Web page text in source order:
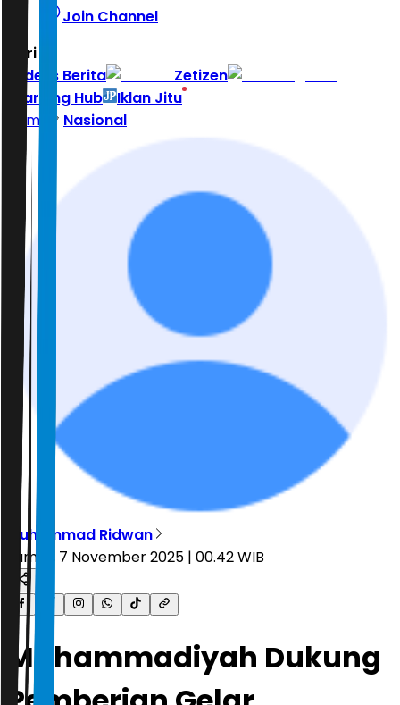
Join Channel
Hari ini
Indeks Berita
Zetizen
Learning Hub
Iklan Jitu
Home
Nasional
Muhammad Ridwan
Jumat, 7 November 2025 | 00.42 WIB
Muhammadiyah Dukung